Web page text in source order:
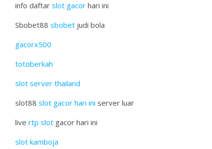
info daftar slot gacor hari ini
Sbobet88 sbobet judi bola
gacorx500
totoberkah
slot server thailand
slot88 slot gacor hari ini server luar
live rtp slot gacor hari ini
slot kamboja